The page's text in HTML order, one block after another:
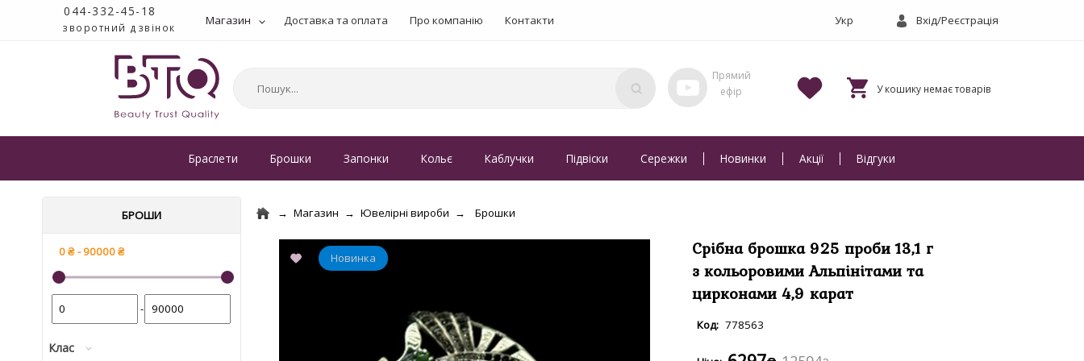
044-332-45-18
зворотний дзвінок Магазин Доставка та оплата Про компанію Контакти Вхід/Реєстрація
Браслети Брошки Запонки Кольє Каблучки Підвіски Сережки Новинки Акції Відгуки
БРОШИ
-
Клас
Магазин Ювелірні вироби Брошки
Срібна брошка 925 проби 13,1 г
з кольоровими Альпінітами та
цирконами 4,9 карат
778563